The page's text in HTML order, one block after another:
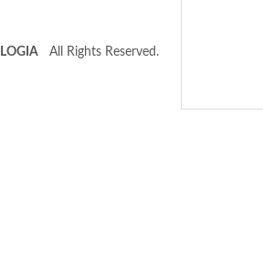
All Rights Reserved.